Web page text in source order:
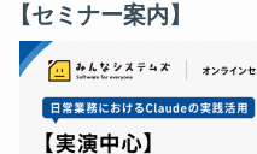
【セミナー案内】